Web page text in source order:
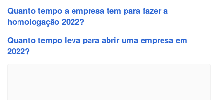
Quanto tempo a empresa tem para fazer a
homologação 2022?
Quanto tempo leva para abrir uma empresa em
2022?